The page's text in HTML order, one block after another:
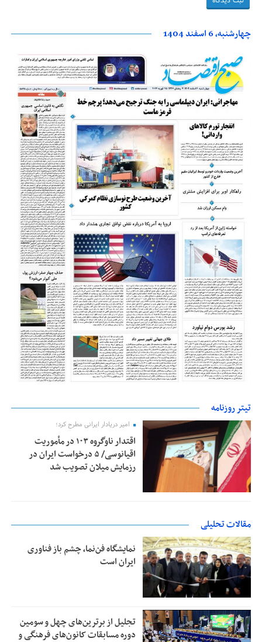
چهارشنبه، 6 اسفند 1404
تیتر روزنامه
امیر دریادار ایرانی مطرح کرد؛
اقتدار ناوگروه ۱۰۳ در مأموریت‌
اقیانوسی/ ۵ درخواست ایران در
رزمایش میلان تصویب شد
مقالات تحلیلی
نمایشگاه فن‌نما، چشم باز فناوری
ایران است
تجلیل از بر‌ترین‌های چهل و سومین
دوره مسابقات کانون‌های فرهنگی و